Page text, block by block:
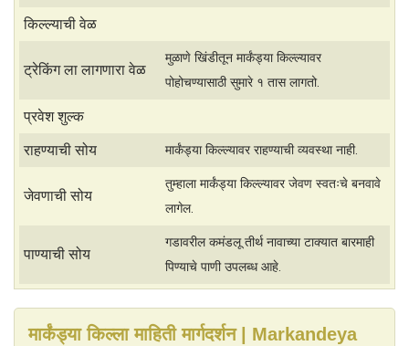
किल्ल्याची वेळ
ट्रेकिंग ला लागणारा वेळ
मुळाणे खिंडीतून मार्कंड्या किल्ल्यावर
पोहोचण्यासाठी सुमारे १ तास लागतो.
प्रवेश शुल्क
राहण्याची सोय
मार्कंड्या किल्ल्यावर राहण्याची व्यवस्था नाही.
जेवणाची सोय
तुम्हाला मार्कंड्या किल्ल्यावर जेवण स्वतःचे बनवावे
लागेल.
पाण्याची सोय
गडावरील कमंडलू तीर्थ नावाच्या टाक्यात बारमाही
पिण्याचे पाणी उपलब्ध आहे.
मार्कंड्या किल्ला माहिती मार्गदर्शन | Markandeya